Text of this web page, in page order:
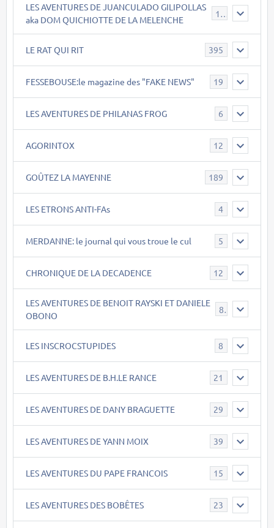
LES AVENTURES DE JUANCULADO GILIPOLLAS
aka DOM QUICHIOTTE DE LA MELENCHE
119
LE RAT QUI RIT 395
FESSEBOUSE:le magazine des "FAKE NEWS" 19
LES AVENTURES DE PHILANAS FROG 6
AGORINTOX 12
GOÛTEZ LA MAYENNE 189
LES ETRONS ANTI-FAs 4
MERDANNE: le journal qui vous troue le cul 5
CHRONIQUE DE LA DECADENCE 12
LES AVENTURES DE BENOIT RAYSKI ET DANIELE
OBONO
8
LES INSCROCSTUPIDES 8
LES AVENTURES DE B.H.LE RANCE 21
LES AVENTURES DE DANY BRAGUETTE 29
LES AVENTURES DE YANN MOIX 39
LES AVENTURES DU PAPE FRANCOIS 15
LES AVENTURES DES BOBÊTES 23